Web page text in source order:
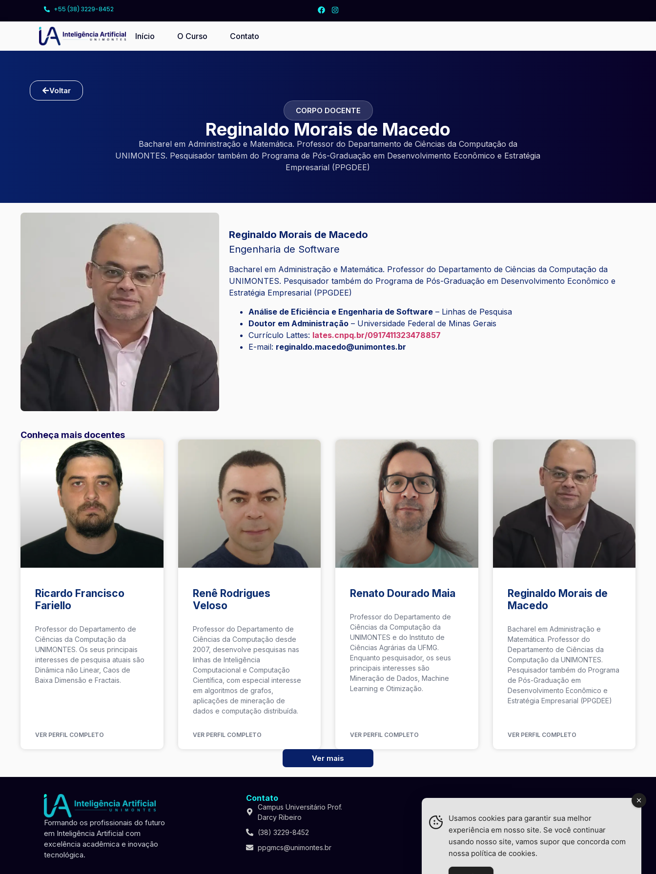
+55 (38) 3229-8452
Início O Curso Contato
Voltar
CORPO DOCENTE
Reginaldo Morais de Macedo
Bacharel em Administração e Matemática. Professor do Departamento de Ciências da Computação da
UNIMONTES. Pesquisador também do Programa de Pós-Graduação em Desenvolvimento Econômico e Estratégia
Empresarial (PPGDEE)
Reginaldo Morais de Macedo
Engenharia de Software
Bacharel em Administração e Matemática. Professor do Departamento de Ciências da Computação da
UNIMONTES. Pesquisador também do Programa de Pós-Graduação em Desenvolvimento Econômico e
Estratégia Empresarial (PPGDEE)
Análise de Eficiência e Engenharia de Software– Linhas de Pesquisa
Doutor em Administração– Universidade Federal de Minas Gerais
Currículo Lattes: lates.cnpq.br/0917411323478857
E-mail: reginaldo.macedo@unimontes.br
Conheça mais docentes
Ricardo Francisco
Fariello
Professor do Departamento de
Ciências da Computação da
UNIMONTES. Os seus principais
interesses de pesquisa atuais são
Dinâmica não Linear, Caos de
Baixa Dimensão e Fractais.
VER PERFIL COMPLETO
Renê Rodrigues
Veloso
Professor do Departamento de
Ciências da Computação desde
2007, desenvolve pesquisas nas
linhas de Inteligência
Computacional e Computação
Científica, com especial interesse
em algoritmos de grafos,
aplicações de mineração de
dados e computação distribuída.
VER PERFIL COMPLETO
Renato Dourado Maia
Professor do Departamento de
Ciências da Computação da
UNIMONTES e do Instituto de
Ciências Agrárias da UFMG.
Enquanto pesquisador, os seus
principais interesses são
Mineração de Dados, Machine
Learning e Otimização.
VER PERFIL COMPLETO
Reginaldo Morais de
Macedo
Bacharel em Administração e
Matemática. Professor do
Departamento de Ciências da
Computação da UNIMONTES.
Pesquisador também do Programa
de Pós-Graduação em
Desenvolvimento Econômico e
Estratégia Empresarial (PPGDEE)
VER PERFIL COMPLETO
Ver mais
Formando os profissionais do futuro
em Inteligência Artificial com
excelência acadêmica e inovação
tecnológica.
Contato
Campus Universitário Prof.
Darcy Ribeiro
(38) 3229-8452
ppgmcs@unimontes.br
Usamos cookies para garantir sua melhor
experiência em nosso site. Se você continuar
usando nosso site, vamos supor que concorda com
nossa política de cookies.